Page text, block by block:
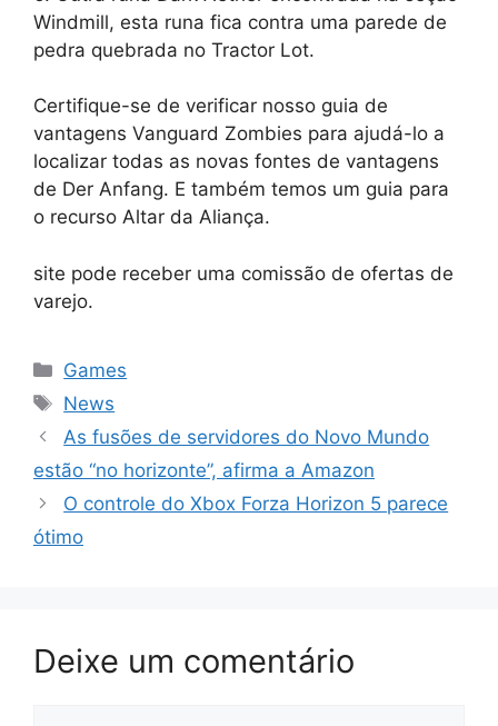
Windmill, esta runa fica contra uma parede de
pedra quebrada no Tractor Lot.
Certifique-se de verificar nosso guia de
vantagens Vanguard Zombies para ajudá-lo a
localizar todas as novas fontes de vantagens
de Der Anfang. E também temos um guia para
o recurso Altar da Aliança.
site pode receber uma comissão de ofertas de
varejo.
Categorias
Games
Tags
News
As fusões de servidores do Novo Mundo
estão “no horizonte”, afirma a Amazon
O controle do Xbox Forza Horizon 5 parece
ótimo
Deixe um comentário